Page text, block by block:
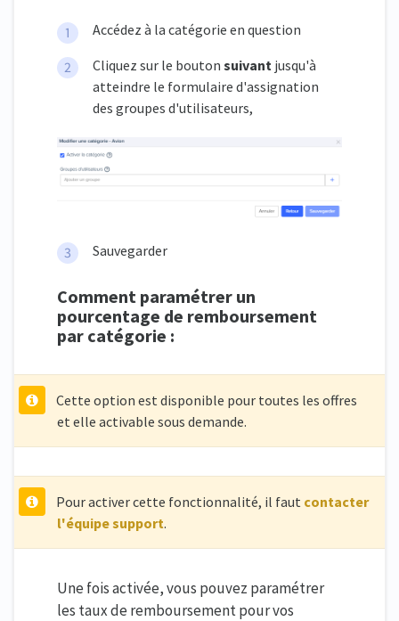
Accédez à la catégorie en question
Cliquez sur le bouton suivant jusqu'à
atteindre le formulaire d'assignation
des groupes d'utilisateurs,
Sauvegarder
Comment paramétrer un
pourcentage de remboursement
par catégorie :
Cette option est disponible pour toutes les offres
et elle activable sous demande.
Pour activer cette fonctionnalité, il faut contacter
l'équipe support.
Une fois activée, vous pouvez paramétrer
les taux de remboursement pour vos